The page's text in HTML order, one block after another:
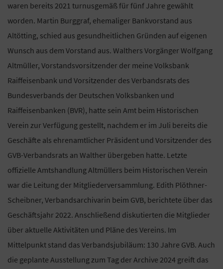
waren bereits 2021 turnusgemäß für fünf Jahre gewählt
worden. Martin Burggraf, ehemaliger Bankvorstand aus
Altötting, schied aus gesundheitlichen Gründen auf eigenen
Wunsch aus dem Vorstand aus. Walthers Vorgänger Wolfgang
Altmüller, Vorstandsvorsitzender der meine Volksbank
Raiffeisenbank und Vorsitzender des Verbandsrats des
Bundesverbands der Deutschen Volksbanken und
Raiffeisenbanken (BVR), hatte sein Amt beim Historischen
Verein zur Verfügung gestellt, nachdem er im Juli bereits die
Geschäfte als ehrenamtlicher Präsident und Vorsitzender des
GVB-Verbandsrats an Walther übergeben hatte. Letzte
offizielle Amtshandlung Altmüllers beim Historischen Verein
war die Leitung der Mitgliederversammlung. Edith Plöthner-
Scheibner, Verbandsarchivarin beim GVB, berichtete über das
Geschäftsjahr 2022. Anschließend diskutierten die Mitglieder
über aktuelle Aktivitäten und Pläne des Vereins. Im
Mittelpunkt stand das Verbandsjubiläum: 130 Jahre GVB. Auch
die geplante Ausstellung zum Tag der Archive 2024 greift das